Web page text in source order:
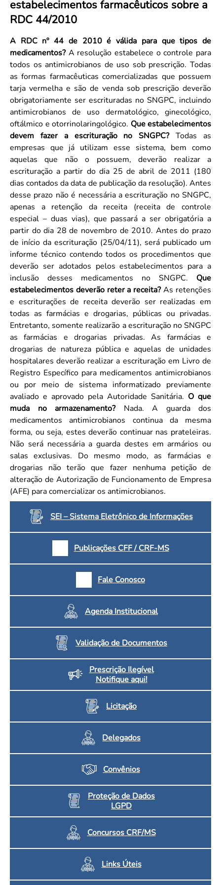
Convenção Coletiva 2025/2026 – Piso salarial Farmácias e Drogaria
Consulta de Farmacêuticos e Estabelecimentos Inscritos no CRF/MS
Saúde Pública e Indígena
Calendário Eleitoral
Candidatos
Votação
Dúvidas Frequentes
Eleições Anteriores
estabelecimentos farmacêuticos sobre a
RDC 44/2010
A RDC nº 44 de 2010 é válida para que tipos de
medicamentos? A resolução estabelece o controle para
todos os antimicrobianos de uso sob prescrição. Todas
as formas farmacêuticas comercializadas que possuem
tarja vermelha e são de venda sob prescrição deverão
obrigatoriamente ser escrituradas no SNGPC, incluindo
antimicrobianos de uso dermatológico, ginecológico,
oftálmico e otorrinolaringológico. Que estabelecimentos
devem fazer a escrituração no SNGPC?Todas as
empresas que já utilizam esse sistema, bem como
aquelas que não o possuem, deverão realizar a
escrituração a partir do dia 25 de abril de 2011 (180
dias contados da data de publicação da resolução). Antes
desse prazo não é necessária a escrituração no SNGPC,
apenas a retenção da receita (receita de controle
especial – duas vias), que passará a ser obrigatória a
partir do dia 28 de novembro de 2010. Antes do prazo
de início da escrituração (25/04/11), será publicado um
informe técnico contendo todos os procedimentos que
deverão ser adotados pelos estabelecimentos para a
inclusão desses medicamentos no SNGPC. Que
estabelecimentos deverão reter a receita?As retenções
e escriturações de receita deverão ser realizadas em
todas as farmácias e drogarias, públicas ou privadas.
Entretanto, somente realizarão a escrituração no SNGPC
as farmácias e drogarias privadas. As farmácias e
drogarias de natureza pública e aquelas de unidades
hospitalares deverão realizar a escrituração em Livro de
Registro Específico para medicamentos antimicrobianos
ou por meio de sistema informatizado previamente
avaliado e aprovado pela Autoridade Sanitária. O que
muda no armazenamento?Nada. A guarda dos
medicamentos antimicrobianos continua da mesma
forma, ou seja, estes deverão continuar nas prateleiras.
Não será necessária a guarda destes em armários ou
salas exclusivas. Do mesmo modo, as farmácias e
drogarias não terão que fazer nenhuma petição de
alteração de Autorização de Funcionamento de Empresa
(AFE) para comercializar os antimicrobianos.
SEI – Sistema Eletrônico de Informações
Publicações CFF / CRF-MS
Fale Conosco
Agenda Institucional
Validação de Documentos
Prescrição Ilegível
Notifique aqui!
Licitação
Delegados
Convênios
Proteção de Dados
LGPD
Concursos CRF/MS
Links Úteis